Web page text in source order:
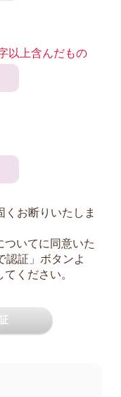
以上含んだもの
お断りいたしま
ついてに同意いた
認証」ボタンよ
ください。